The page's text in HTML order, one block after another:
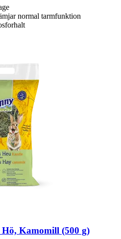
normal tarmfunktion
Kamomill (500 g)